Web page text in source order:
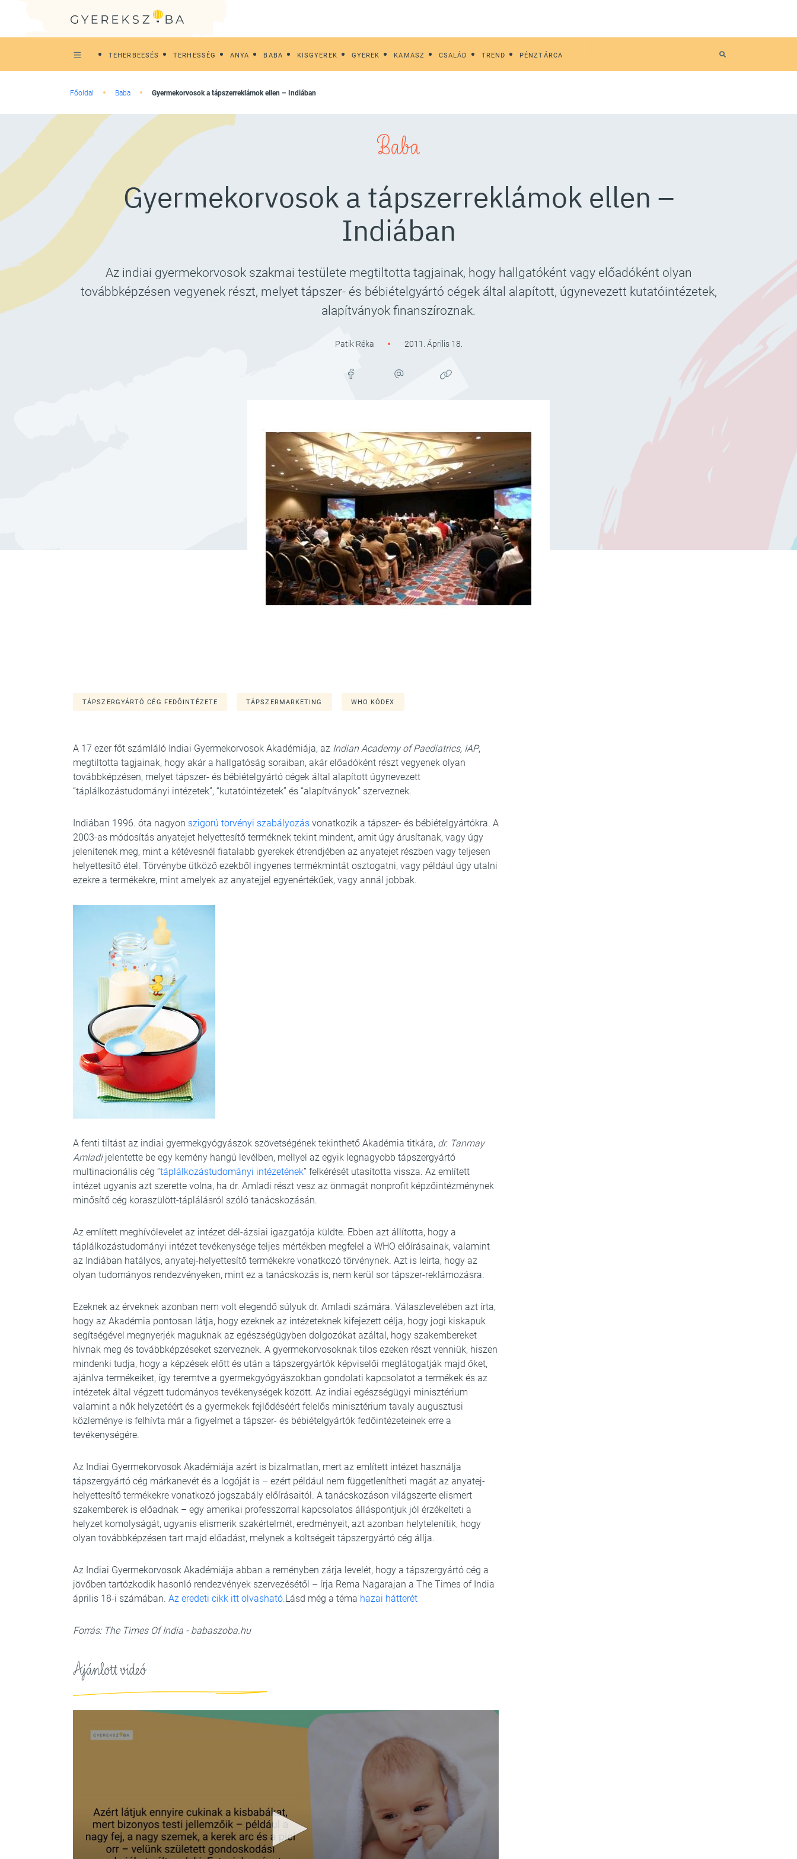
TEHERBEESÉS TERHESSÉG ANYA BABA KISGYEREK GYEREK KAMASZ CSALÁD TREND PÉNZTÁRCA
Főoldal Baba Gyermekorvosok a tápszerreklámok ellen – Indiában
Baba
Gyermekorvosok a tápszerreklámok ellen –
Indiában
Az indiai gyermekorvosok szakmai testülete megtiltotta tagjainak, hogy hallgatóként vagy előadóként olyan
továbbképzésen vegyenek részt, melyet tápszer- és bébiételgyártó cégek által alapított, úgynevezett kutatóintézetek,
alapítványok finanszíroznak.
Patik Réka 2011. Április 18.
TÁPSZERGYÁRTÓ CÉG FEDŐINTÉZETE TÁPSZERMARKETING WHO KÓDEX
A 17 ezer főt számláló Indiai Gyermekorvosok Akadémiája, az Indian Academy of Paediatrics, IAP,
megtiltotta tagjainak, hogy akár a hallgatóság soraiban, akár előadóként részt vegyenek olyan
továbbképzésen, melyet tápszer- és bébiételgyártó cégek által alapított úgynevezett
“táplálkozástudományi intézetek”, “kutatóintézetek” és “alapítványok” szerveznek.
Indiában 1996. óta nagyon szigorú törvényi szabályozás vonatkozik a tápszer- és bébiételgyártókra. A
2003-as módosítás anyatejet helyettesítő terméknek tekint mindent, amit úgy árusítanak, vagy úgy
jelenítenek meg, mint a kétévesnél fiatalabb gyerekek étrendjében az anyatejet részben vagy teljesen
helyettesítő étel. Törvénybe ütköző ezekből ingyenes termékmintát osztogatni, vagy például úgy utalni
ezekre a termékekre, mint amelyek az anyatejjel egyenértékűek, vagy annál jobbak.
A fenti tiltást az indiai gyermekgyógyászok szövetségének tekinthető Akadémia titkára, dr. Tanmay
Amladijelentette be egy kemény hangú levélben, mellyel az egyik legnagyobb tápszergyártó
multinacionális cég “táplálkozástudományi intézetének” felkérését utasította vissza. Az említett
intézet ugyanis azt szerette volna, ha dr. Amladi részt vesz az önmagát nonprofit képzőintézménynek
minősítő cég koraszülött-táplálásról szóló tanácskozásán.
Az említett meghívólevelet az intézet dél-ázsiai igazgatója küldte. Ebben azt állította, hogy a
táplálkozástudományi intézet tevékenysége teljes mértékben megfelel a WHO előírásainak, valamint
az Indiában hatályos, anyatej-helyettesítő termékekre vonatkozó törvénynek. Azt is leírta, hogy az
olyan tudományos rendezvényeken, mint ez a tanácskozás is, nem kerül sor tápszer-reklámozásra.
Ezeknek az érveknek azonban nem volt elegendő súlyuk dr. Amladi számára. Válaszlevelében azt írta,
hogy az Akadémia pontosan látja, hogy ezeknek az intézeteknek kifejezett célja, hogy jogi kiskapuk
segítségével megnyerjék maguknak az egészségügyben dolgozókat azáltal, hogy szakembereket
hívnak meg és továbbképzéseket szerveznek. A gyermekorvosoknak tilos ezeken részt venniük, hiszen
mindenki tudja, hogy a képzések előtt és után a tápszergyártók képviselői meglátogatják majd őket,
ajánlva termékeiket, így teremtve a gyermekgyógyászokban gondolati kapcsolatot a termékek és az
intézetek által végzett tudományos tevékenységek között. Az indiai egészségügyi minisztérium
valamint a nők helyzetéért és a gyermekek fejlődéséért felelős minisztérium tavaly augusztusi
közleménye is felhívta már a figyelmet a tápszer- és bébiételgyártók fedőintézeteinek erre a
tevékenységére.
Az Indiai Gyermekorvosok Akadémiája azért is bizalmatlan, mert az említett intézet használja
tápszergyártó cég márkanevét és a logóját is – ezért például nem függetlenítheti magát az anyatej-
helyettesítő termékekre vonatkozó jogszabály előírásaitól. A tanácskozáson világszerte elismert
szakemberek is előadnak – egy amerikai professzorral kapcsolatos álláspontjuk jól érzékelteti a
helyzet komolyságát, ugyanis elismerik szakértelmét, eredményeit, azt azonban helytelenítik, hogy
olyan továbbképzésen tart majd előadást, melynek a költségeit tápszergyártó cég állja.
Az Indiai Gyermekorvosok Akadémiája abban a reményben zárja levelét, hogy a tápszergyártó cég a
jövőben tartózkodik hasonló rendezvények szervezésétől – írja Rema Nagarajan a The Times of India
április 18-i számában. Az eredeti cikk itt olvasható.Lásd még a téma hazai hátterét
Forrás: The Times Of India - babaszoba.hu
Ajánlott videó